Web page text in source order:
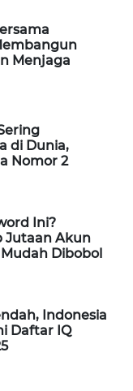
Menjaga
di Dunia,
Nomor 2
Ini?
Jutaan Akun
Dibobol
Indonesia
Daftar IQ